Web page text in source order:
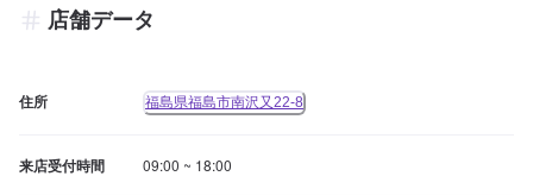
店舗データ
住所 福島県福島市南沢又22-8
来店受付時間 09:00 ~ 18:00